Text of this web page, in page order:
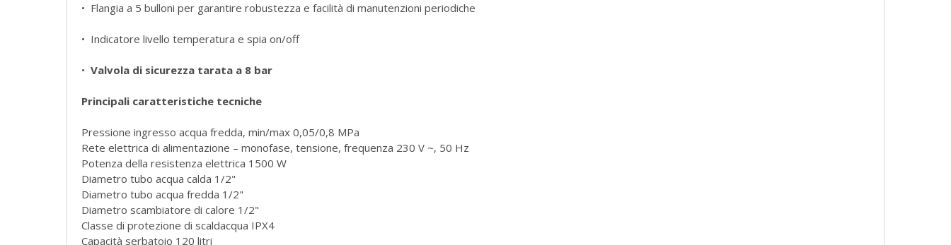
• Flangia a 5 bulloni per garantire robustezza e facilità di manutenzioni periodiche
• Indicatore livello temperatura e spia on/off
• Valvola di sicurezza tarata a 8 bar
Principali caratteristiche tecniche
Pressione ingresso acqua fredda, min/max 0,05/0,8 MPa
Rete elettrica di alimentazione – monofase, tensione, frequenza 230 V ~, 50 Hz
Potenza della resistenza elettrica 1500 W
Diametro tubo acqua calda 1/2"
Diametro tubo acqua fredda 1/2"
Diametro scambiatore di calore 1/2"
Classe di protezione di scaldacqua IPX4
Capacità serbatoio 120 litri